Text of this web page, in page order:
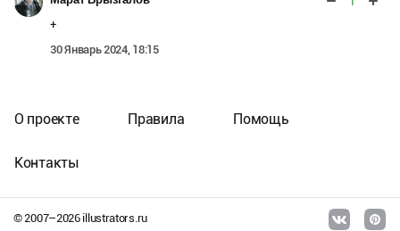
+
30 Январь 2024, 18:15
© 2007–2026illustrators.ru
О проекте Правила Помощь
Контакты